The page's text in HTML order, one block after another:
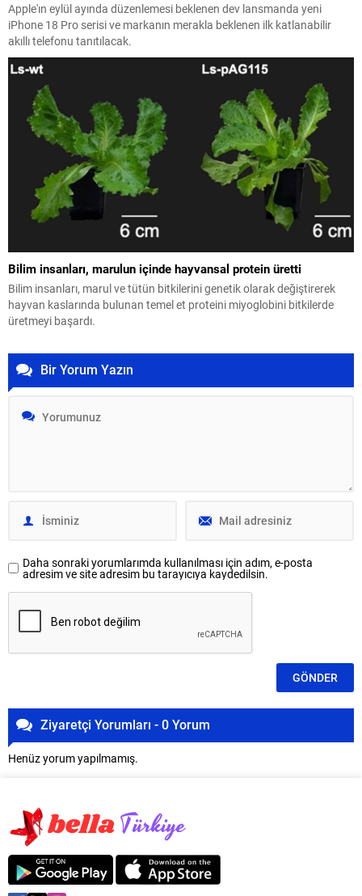
Apple'ın eylül ayında düzenlemesi beklenen dev lansmanda yeni
iPhone 18 Pro serisi ve markanın merakla beklenen ilk katlanabilir
akıllı telefonu tanıtılacak.
Bilim insanları, marulun içinde hayvansal protein üretti
Bilim insanları, marul ve tütün bitkilerini genetik olarak değiştirerek
hayvan kaslarında bulunan temel et proteini miyoglobini bitkilerde
üretmeyi başardı.
Bir Yorum Yazın
Daha sonraki yorumlarımda kullanılması için adım, e-posta
adresim ve site adresim bu tarayıcıya kaydedilsin.
Ziyaretçi Yorumları - 0 Yorum
Henüz yorum yapılmamış.